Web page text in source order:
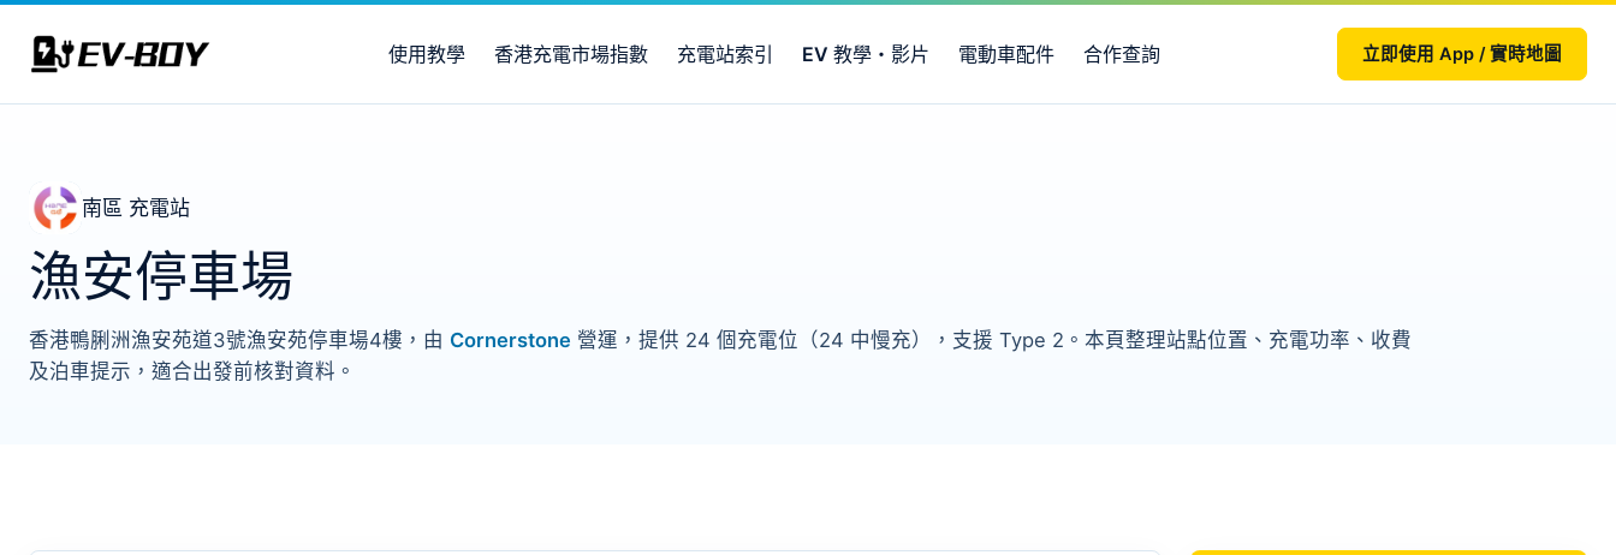
使用教學 香港充電市場指數 充電站索引 EV 教學・影片 電動車配件 合作查詢 立即使用 App / 實時地圖
南區 充電站
漁安停車場
香港鴨脷洲漁安苑道3號漁安苑停車場4樓，由 Cornerstone 營運，提供 24 個充電位（24 中慢充），支援 Type 2。本頁整理站點位置、充電功率、收費
及泊車提示，適合出發前核對資料。